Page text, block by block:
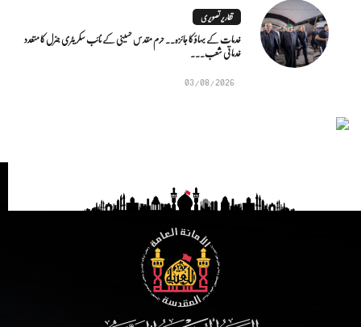
تقاریر تصویری
خدمات کے بہاؤ کا جائزہ.. حرم مقدس حسینی کے نائب سکریٹری جنرل کا متعدد
خدماتی شعب...
03/08/2026